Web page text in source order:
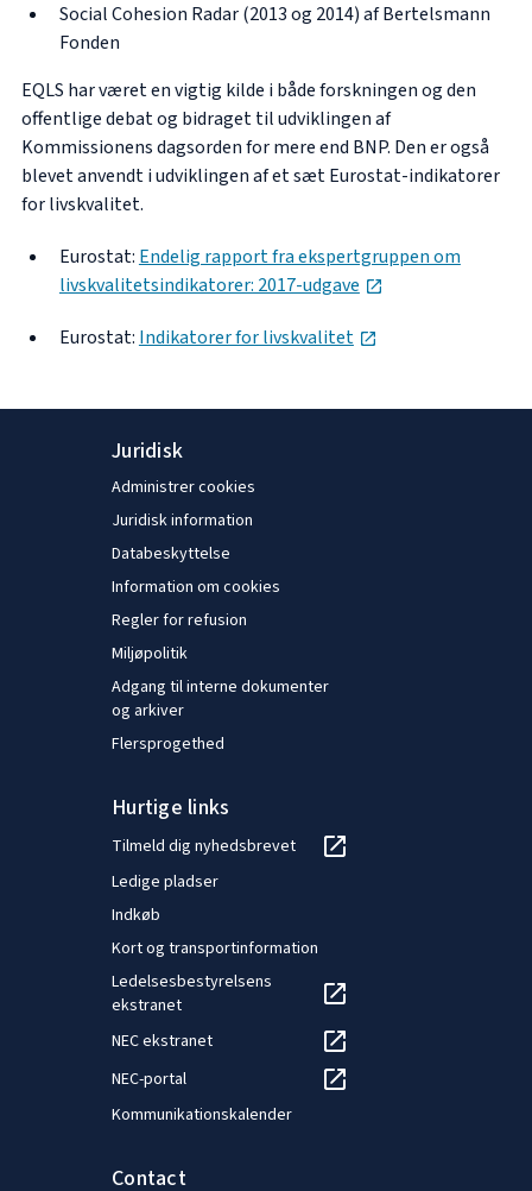
Social Cohesion Radar (2013 og 2014) af Bertelsmann
Fonden
EQLS har været en vigtig kilde i både forskningen og den
offentlige debat og bidraget til udviklingen af
Kommissionens dagsorden for mere end BNP. Den er også
blevet anvendt i udviklingen af et sæt Eurostat-indikatorer
for livskvalitet.
Eurostat: Endelig rapport fra ekspertgruppen om
livskvalitetsindikatorer: 2017-udgave
Eurostat: Indikatorer for livskvalitet
Juridisk
Administrer cookies
Juridisk information
Databeskyttelse
Information om cookies
Regler for refusion
Miljøpolitik
Adgang til interne dokumenter
og arkiver
Flersprogethed
Hurtige links
Tilmeld dig nyhedsbrevet
Ledige pladser
Indkøb
Kort og transportinformation
Ledelsesbestyrelsens
ekstranet
NEC ekstranet
NEC-portal
Kommunikationskalender
Contact